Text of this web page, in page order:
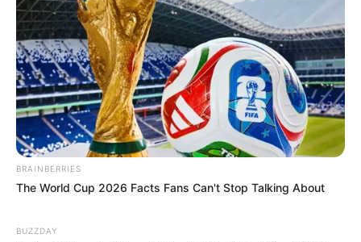
BRAINBERRIES
The World Cup 2026 Facts Fans Can't Stop Talking About
BUZZDAY